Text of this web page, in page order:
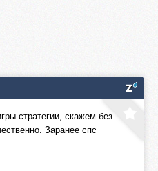
стратегии, скажем без
Заранее спс